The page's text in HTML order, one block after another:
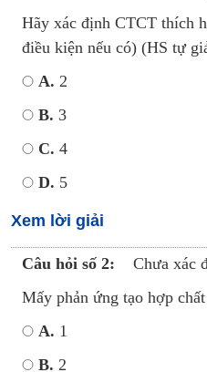
Hãy xác định CTCT thích
điều kiện nếu có) (HS tự
A. 2
B. 3
C. 4
D. 5
Xem lời giải
Câu hỏi số 2:
Chưa xác
Mấy phản ứng tạo hợp
A. 1
B. 2